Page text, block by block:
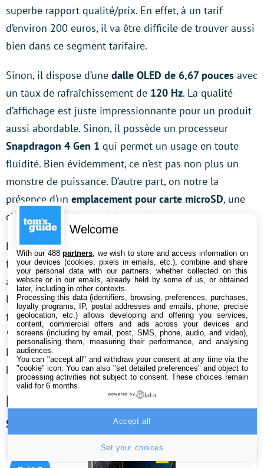
superbe rapport qualité/prix. En effet, à un tarif
d’environ 200 euros, il va être difficile de trouver aussi
bien dans ce segment tarifaire.
Sinon, il dispose d’une dalle OLED de 6,67 pouces avec
un taux de rafraîchissement de 120 Hz. La qualité
d’affichage est juste impressionnante pour un produit
aussi abordable. Sinon, il possède un processeur
Snapdragon 4 Gen 1 qui permet un usage en toute
fluidité. Bien évidemment, ce n’est pas non plus un
monstre de puissance. D’autre part, on notre la
présence d’un emplacement pour carte microSD, une
chose rare sur le marché actuel.
Pour la partie photo, il ne faut pas s’attendre à des
folies. En effet, le grand angle de 48 Mpx, l’ultra grand-
angle de 12 Mpx et le capteur macro de 2 Mpx assure
le strict minimum. Mais difficile de lui reprocher cette
faiblesse à la vue du prix. Pour finir, la batterie de
5000 mAh va assurer une bonne journée d’utilisation.
Enfin, lechargeur de 33W
heure pour recharger le smartphone.
Poco X6 Pro, le meilleur
smartphone gaming de Xiaomi
Welcome
With our 488partners , we wish to store and access information on
your devices (cookies, pixels in emails, etc.), combine and share
your personal data with our partners, whether collected on this
website or in our emails, already held by some of us, or obtained
later, including in other contexts.
Processing this data (identifiers, browsing, preferences, purchases,
loyalty programs, IP, postal addresses and emails, phone, precise
geolocation, etc.) allows developing and offering you services,
content, commercial offers and ads across your devices and
screens (including by email, post, SMS, phone, audio, and video),
personalising them, measuring their performance, and analysing
audiences.
You can "accept all" and withdraw your consent at any time via the
"cookie" icon. You can also "set detailed preferences" and object to
processing activities not subject to consent. These choices remain
valid for 6 months.
powered by
Set your choices
Accept all